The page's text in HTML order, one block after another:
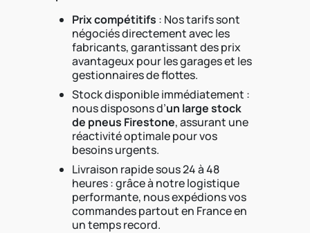
Prix compétitifs : Nos tarifs sont
négociés directement avec les
fabricants, garantissant des prix
avantageux pour les garages et les
gestionnaires de flottes.
Stock disponible immédiatement :
nous disposons d’un large stock
de pneus Firestone, assurant une
réactivité optimale pour vos
besoins urgents.
Livraison rapide sous 24 à 48
heures : grâce à notre logistique
performante, nous expédions vos
commandes partout en France en
un temps record.